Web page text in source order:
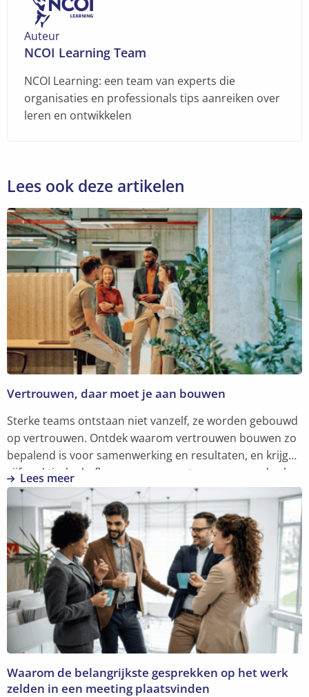
Auteur
NCOI Learning Team
NCOI Learning: een team van experts die
organisaties en professionals tips aanreiken over
leren en ontwikkelen
Lees ook deze artikelen
Vertrouwen, daar moet je aan bouwen
Sterke teams ontstaan niet vanzelf, ze worden gebouwd
op vertrouwen. Ontdek waarom vertrouwen bouwen zo
bepalend is voor samenwerking en resultaten, en krijg
vijf praktische hefbomen om er meteen mee aan de slag
te gaan.
Lees meer
Lees
meer
over
Vertrouwen,
daar
moet
je
aan
bouwen
Waarom de belangrijkste gesprekken op het werk
zelden in een meeting plaatsvinden